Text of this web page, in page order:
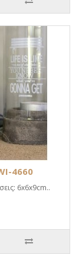
4660
6x6x9cm..